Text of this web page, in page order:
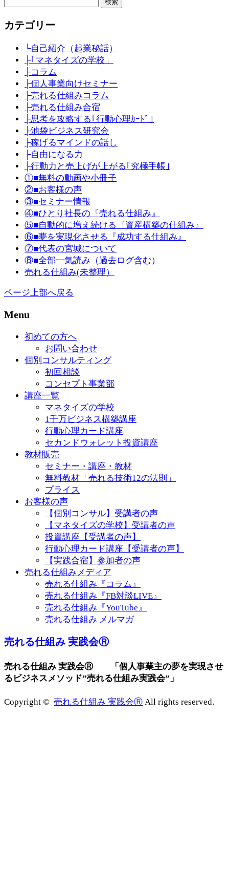
カテゴリー
└自己紹介（起業秘話）
├｢マネタイズの学校」
├コラム
├個人事業向けセミナー
├売れる仕組みコラム
├売れる仕組み合宿
├思考を攻略する｢行動心理ｶｰﾄﾞ｣
├池袋ビジネス研究会
├稼げるマインドの話し
├自由になる力
├行動力と売上げが上がる｢究極手帳｣
①■無料の動画や小冊子
②■お客様の声
③■セミナー情報
④■ひとり社長の『売れる仕組み』
⑤■自動的に増え続ける『資産構築の仕組み』
⑥■夢を実現化させる『成功する仕組み』
⑦■代表の宮城について
⑧■全部一気読み（過去ログ含む）
売れる仕組み(未整理）
ページ上部へ戻る
Menu
初めての方へ
お問い合わせ
個別コンサルティング
初回相談
コンセプト事業部
講座一覧
マネタイズの学校
1千万ビジネス構築講座
行動心理カード講座
セカンドウォレット投資講座
教材販売
セミナー・講座・教材
無料教材「売れる技術12の法則」
プライス
お客様の声
【個別コンサル】受講者の声
【マネタイズの学校】受講者の声
投資講座【受講者の声】
行動心理カード講座【受講者の声】
【実践合宿】参加者の声
売れる仕組みメディア
売れる仕組み『コラム』
売れる仕組み『FB対談LIVE』
売れる仕組み『YouTube』
売れる仕組み メルマガ
売れる仕組み 実践会Ⓡ
売れる仕組み 実践会Ⓡ 「個人事業主の夢を実現させ
るビジネスメソッド”売れる仕組み実践会”」
Copyright © 売れる仕組み 実践会Ⓡ All rights reserved.